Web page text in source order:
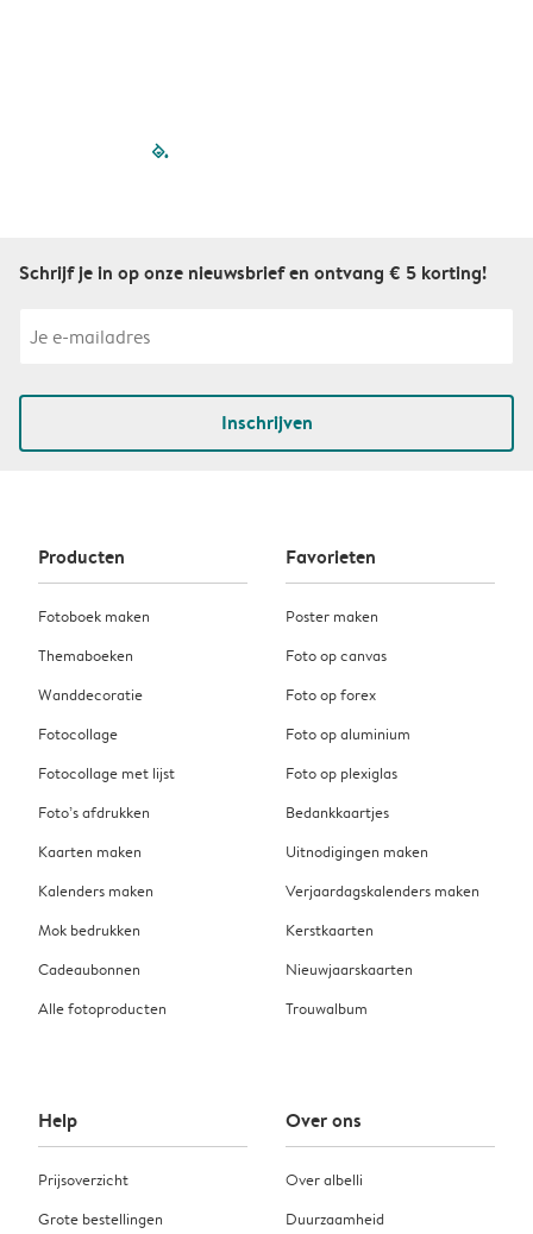
filled-pagination
Schrijf je in op onze nieuwsbrief en ontvang € 5 korting!
Inschrijven
Producten
Fotoboek maken
Themaboeken
Wanddecoratie
Fotocollage
Fotocollage met lijst
Foto’s afdrukken
Kaarten maken
Kalenders maken
Mok bedrukken
Cadeaubonnen
Alle fotoproducten
Favorieten
Poster maken
Foto op canvas
Foto op forex
Foto op aluminium
Foto op plexiglas
Bedankkaartjes
Uitnodigingen maken
Verjaardagskalenders maken
Kerstkaarten
Nieuwjaarskaarten
Trouwalbum
Help
Prijsoverzicht
Grote bestellingen
Over ons
Over albelli
Duurzaamheid